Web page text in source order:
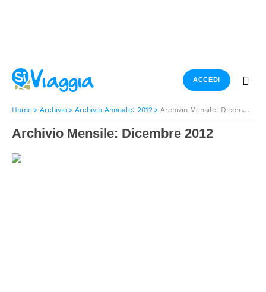
ACCEDI
Home Archivio Archivio Annuale: 2012 Archivio Mensile: Dicembre 2012
Archivio Mensile: Dicembre 2012